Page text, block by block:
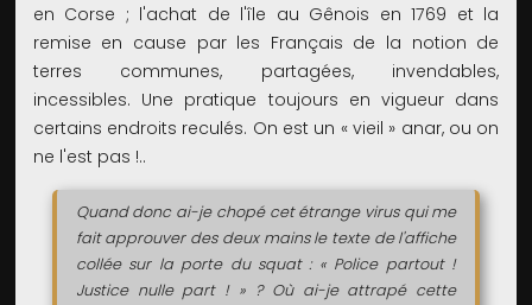
en Corse ; l'achat de l'île au Gênois en 1769 et la
remise en cause par les Français de la notion de
terres communes, partagées, invendables,
incessibles. Une pratique toujours en vigueur dans
certains endroits reculés. On est un « vieil » anar, ou on
ne l'est pas !..
Quand donc ai-je chopé cet étrange virus qui me
fait approuver des deux mains le texte de l'affiche
collée sur la porte du squat : « Police partout !
Justice nulle part ! » ? Où ai-je attrapé cette